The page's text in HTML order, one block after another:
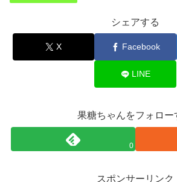
シェアする
X Facebook
LINE
果糖ちゃんをフォロー
0
スポンサーリンク